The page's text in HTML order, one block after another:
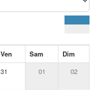
Ven Sam
Dim
31 01 02